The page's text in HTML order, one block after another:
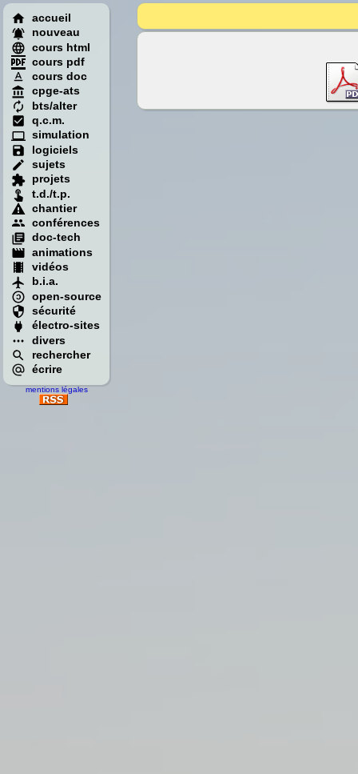
accueil
nouveau
cours html
cours pdf
cours doc
cpge-ats
bts/alter
q.c.m.
simulation
logiciels
sujets
projets
t.d./t.p.
chantier
conférences
doc-tech
animations
vidéos
b.i.a.
open-source
sécurité
électro-sites
divers
rechercher
écrire
mentions légales